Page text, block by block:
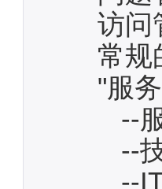
访问
常规
"服务
--服
--技
--IT